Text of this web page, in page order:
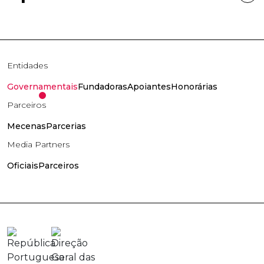
Entidades
GovernamentaisFundadorasApoiantesHonorárias
Parceiros
MecenasParcerias
Media Partners
OficiaisParceiros